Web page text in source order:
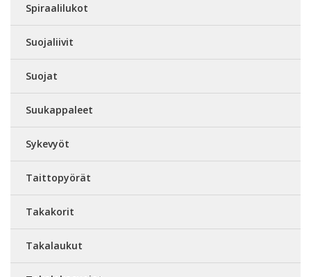
Spiraalilukot
Suojaliivit
Suojat
Suukappaleet
Sykevyöt
Taittopyörät
Takakorit
Takalaukut